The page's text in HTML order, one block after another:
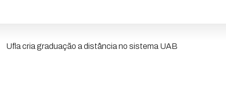
Ufla cria graduação a distância no sistema UAB